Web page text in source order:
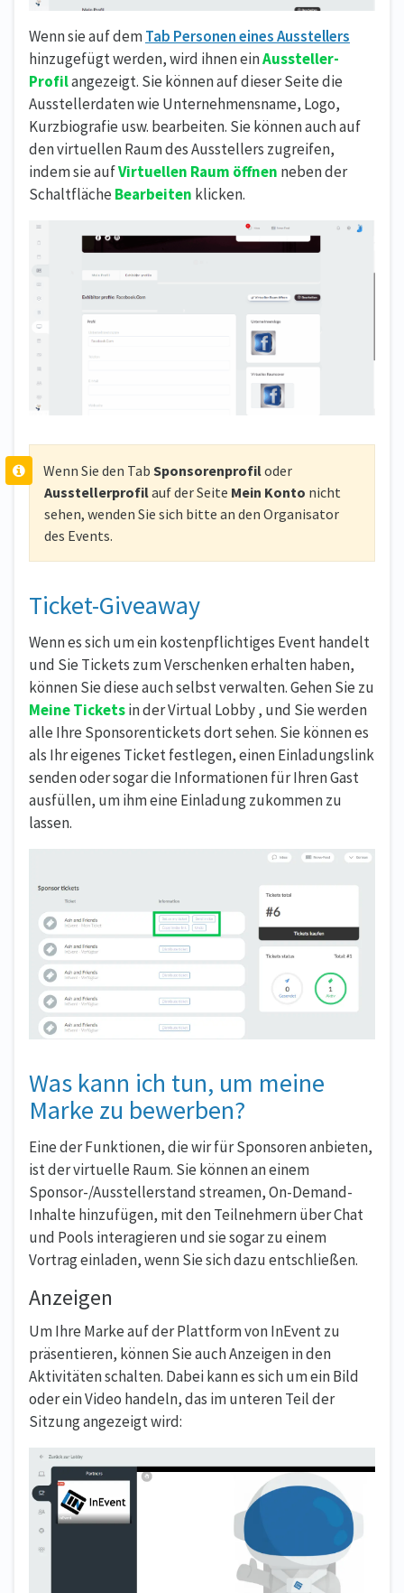
Wenn sie auf demTab Personen eines Ausstellers
hinzugefügt werden, wird ihnen einAussteller-
Profilangezeigt. Sie können auf dieser Seite die
Ausstellerdaten wie Unternehmensname, Logo,
Kurzbiografie usw. bearbeiten. Sie können auch auf
den virtuellen Raum des Ausstellers zugreifen,
indem sie aufVirtuellen Raum öffnen neben der
Schaltfläche Bearbeiten klicken.
Wenn Sie den Tab Sponsorenprofiloder
Ausstellerprofilauf der Seite Mein Konto nicht
sehen, wenden Sie sich bitte an den Organisator
des Events.
Ticket-Giveaway
Wenn es sich um ein kostenpflichtiges Event handelt
und Sie Tickets zum Verschenken erhalten haben,
können Sie diese auch selbst verwalten. Gehen Sie zu
Meine Ticketsin der Virtual Lobby , und Sie werden
alle Ihre Sponsorentickets dort sehen. Sie können es
als Ihr eigenes Ticket festlegen, einen Einladungslink
senden oder sogar die Informationen für Ihren Gast
ausfüllen, um ihm eine Einladung zukommen zu
lassen.
Was kann ich tun, um meine
Marke zu bewerben?
Eine der Funktionen, die wir für Sponsoren anbieten,
ist der virtuelle Raum. Sie können an einem
Sponsor-/Ausstellerstand streamen, On-Demand-
Inhalte hinzufügen, mit den Teilnehmern über Chat
und Pools interagieren und sie sogar zu einem
Vortrag einladen, wenn Sie sich dazu entschließen.
Anzeigen
Um Ihre Marke auf der Plattform von InEvent zu
präsentieren, können Sie auch Anzeigen in den
Aktivitäten schalten. Dabei kann es sich um ein Bild
oder ein Video handeln, das im unteren Teil der
Sitzung angezeigt wird: